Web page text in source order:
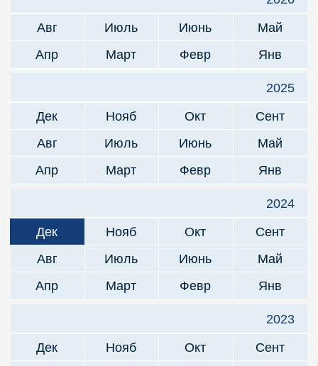
Авг
Июль Июнь
Май
Апр
Март Февр Янв
2025
Дек
Нояб Окт
Сент
Авг
Июль Июнь
Май
Апр
Март Февр Янв
2024
Дек
Нояб Окт
Сент
Авг
Июль Июнь
Май
Апр
Март Февр Янв
2023
Дек
Нояб Окт
Сент